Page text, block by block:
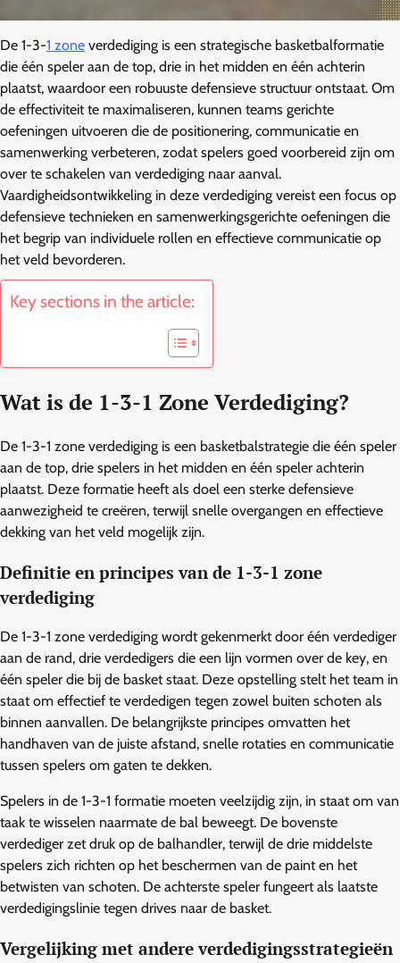
De 1-3-1 zone verdediging is een strategische basketbalformatie
die één speler aan de top, drie in het midden en één achterin
plaatst, waardoor een robuuste defensieve structuur ontstaat. Om
de effectiviteit te maximaliseren, kunnen teams gerichte
oefeningen uitvoeren die de positionering, communicatie en
samenwerking verbeteren, zodat spelers goed voorbereid zijn om
over te schakelen van verdediging naar aanval.
Vaardigheidsontwikkeling in deze verdediging vereist een focus op
defensieve technieken en samenwerkingsgerichte oefeningen die
het begrip van individuele rollen en effectieve communicatie op
het veld bevorderen.
Key sections in the article:
Wat is de 1-3-1 Zone Verdediging?
De 1-3-1 zone verdediging is een basketbalstrategie die één speler
aan de top, drie spelers in het midden en één speler achterin
plaatst. Deze formatie heeft als doel een sterke defensieve
aanwezigheid te creëren, terwijl snelle overgangen en effectieve
dekking van het veld mogelijk zijn.
Definitie en principes van de 1-3-1 zone
verdediging
De 1-3-1 zone verdediging wordt gekenmerkt door één verdediger
aan de rand, drie verdedigers die een lijn vormen over de key, en
één speler die bij de basket staat. Deze opstelling stelt het team in
staat om effectief te verdedigen tegen zowel buiten schoten als
binnen aanvallen. De belangrijkste principes omvatten het
handhaven van de juiste afstand, snelle rotaties en communicatie
tussen spelers om gaten te dekken.
Spelers in de 1-3-1 formatie moeten veelzijdig zijn, in staat om van
taak te wisselen naarmate de bal beweegt. De bovenste
verdediger zet druk op de balhandler, terwijl de drie middelste
spelers zich richten op het beschermen van de paint en het
betwisten van schoten. De achterste speler fungeert als laatste
verdedigingslinie tegen drives naar de basket.
Vergelijking met andere verdedigingsstrategieën